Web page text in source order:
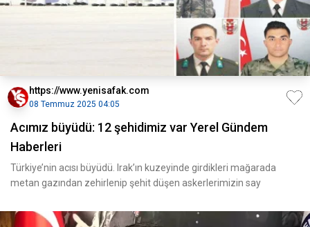
https://www.yenisafak.com
08 Temmuz 2025 04:05
Acımız büyüdü: 12 şehidimiz var Yerel Gündem
Haberleri
Türkiye’nin acısı büyüdü. Irak’ın kuzeyinde girdikleri mağarada
metan gazından zehirlenip şehit düşen askerlerimizin say